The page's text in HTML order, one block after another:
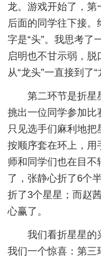
龙。游戏开始了，第
后面的同学往下接
字是“头”。我思考了
启明也不甘示弱，脱
从“龙头”一直接到了“
第二环节是折星
挑出一位同学参加比
只见选手们麻利地
按顺序套在环上，用
师和同学们也在目不
了，张静心折了6个
折了3个星星；而赵
心赢了。
我们看折星星的
我们一个惊喜：第三